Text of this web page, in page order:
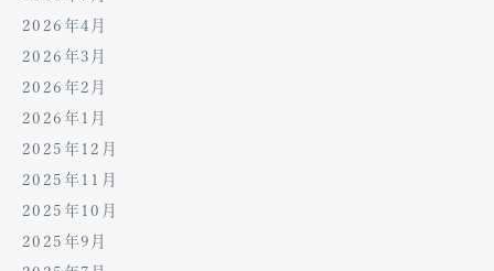
2026年4月
2026年3月
2026年2月
2026年1月
2025年12月
2025年11月
2025年10月
2025年9月